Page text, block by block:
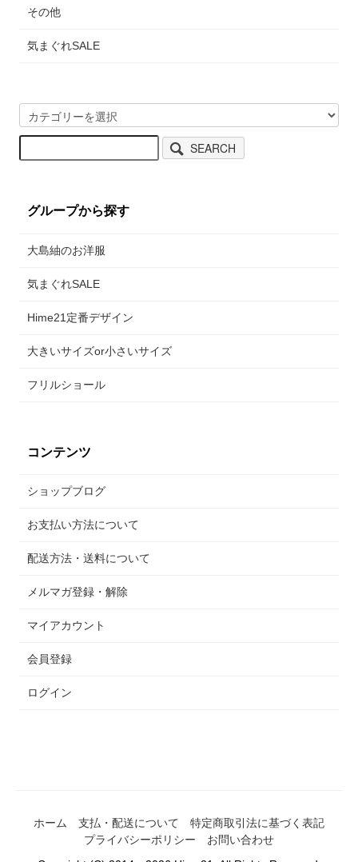
その他
気まぐれSALE
SEARCH
グループから探す
大島紬のお洋服
気まぐれSALE
Hime21定番デザイン
大きいサイズor小さいサイズ
フリルショール
コンテンツ
ショップブログ
お支払い方法について
配送方法・送料について
メルマガ登録・解除
マイアカウント
会員登録
ログイン
ホーム 支払・配送について
特定商取引法に基づく表記
プライバシーポリシー
お問い合わせ